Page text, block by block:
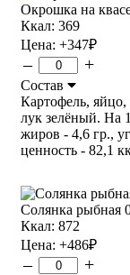
Окрошка на
Ккал: 369
Цена: +347₽
– +
Состав
Картофель, яйцо,
лук зелёный. На
жиров - 4,6 гр.,
ценность - 82,1
Солянка рыбная
Ккал: 872
Цена: +486₽
– +